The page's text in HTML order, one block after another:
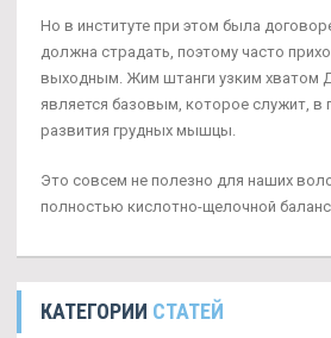
Но в институте при этом была
должна страдать, поэтому часто
выходным. Жим штанги узким хватом
является базовым, которое служит, в
развития грудных мышцы.
Это совсем не полезно для наших
полностью кислотно-щелочной
КАТЕГОРИИ СТАТЕЙ